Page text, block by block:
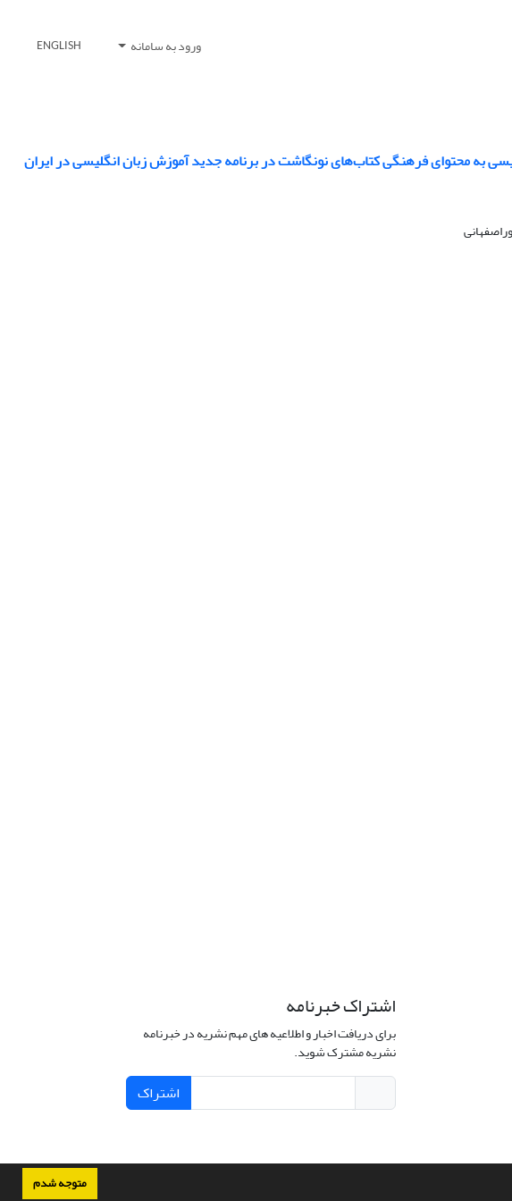
متوجه شدم
ورود به سامانه ENGLISH
محتوای فرهنگی کتاب‌های نونگاشت در برنامه جدید آموزش زبان انگلیسی در ایران
اشتراک خبرنامه
برای دریافت اخبار و اطلاعیه های مهم نشریه در خبرنامه
نشریه مشترک شوید.
اشتراک